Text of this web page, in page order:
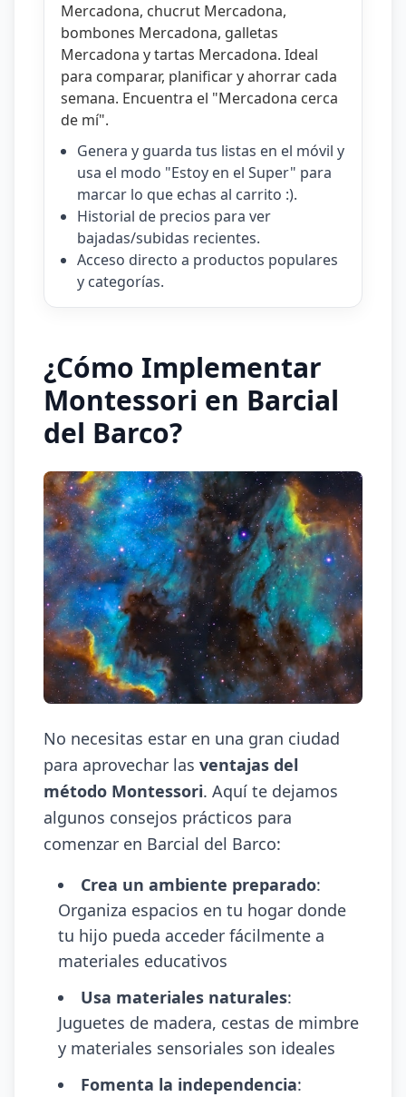
Mercadona, chucrut Mercadona,
bombones Mercadona, galletas
Mercadona ytartas Mercadona. Ideal
para comparar, planificar y ahorrar cada
semana. Encuentra el "Mercadona cerca
de mí".
Genera y guarda tus listas en el móvil y
usa el modo "Estoy en el Super" para
marcar lo que echas al carrito :).
Historial de precios para ver
bajadas/subidas recientes.
Acceso directo a productos populares
y categorías.
¿Cómo Implementar
Montessori en Barcial
del Barco?
No necesitas estar en una gran ciudad
para aprovechar las ventajas del
método Montessori. Aquí te dejamos
algunos consejos prácticos para
comenzar en Barcial del Barco:
Crea un ambiente preparado:
Organiza espacios en tu hogar donde
tu hijo pueda acceder fácilmente a
materiales educativos
Usa materiales naturales:
Juguetes de madera, cestas de mimbre
y materiales sensoriales son ideales
Fomenta la independencia: